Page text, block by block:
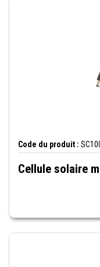
Code du produit :
Cellule solaire